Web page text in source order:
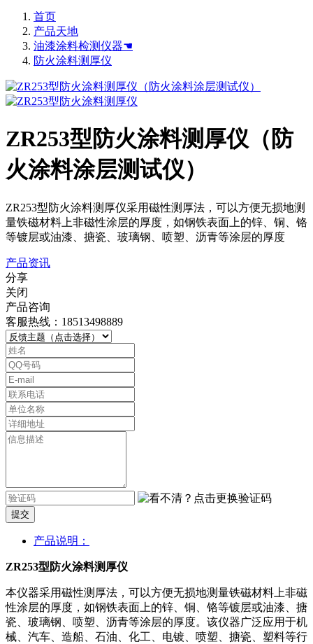
首页
产品天地
油漆涂料检测仪器☚
防火涂料测厚仪
ZR253型防火涂料测厚仪（防
火涂料涂层测试仪）
ZR253型防火涂料测厚仪采用磁性测厚法，可以方便无损地测
量铁磁材料上非磁性涂层的厚度，如钢铁表面上的锌、铜、铬
等镀层或油漆、搪瓷、玻璃钢、喷塑、沥青等涂层的厚度
产品资讯
分享
关闭
产品咨询
客服热线：18513498889
提交
产品说明：
ZR253型防火涂料测厚仪
本仪器采用磁性测厚法，可以方便无损地测量铁磁材料上非磁
性涂层的厚度，如钢铁表面上的锌、铜、铬等镀层或油漆、搪
瓷、玻璃钢、喷塑、沥青等涂层的厚度。该仪器广泛应用于机
械、汽车、造船、石油、化工、电镀、喷塑、搪瓷、塑料等行